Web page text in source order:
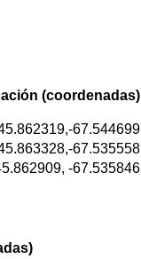
(coordenadas)
67.544699
67.535558
-67.535846